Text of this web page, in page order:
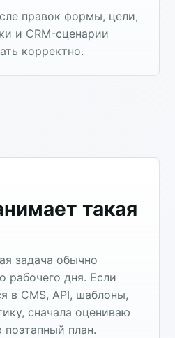
правок формы, цели,
и CRM-сценарии
корректно.
такая
задача обычно
рабочего дня. Если
в CMS, API, шаблоны,
сначала оцениваю
план.